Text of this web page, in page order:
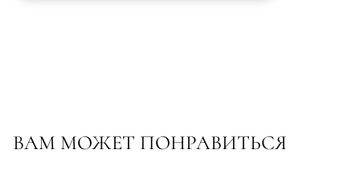
ВАМ МОЖЕТ ПОНРАВИТЬСЯ